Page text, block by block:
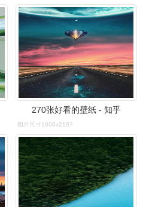
270张好看的壁纸 - 知乎
图片尺寸1000x2167